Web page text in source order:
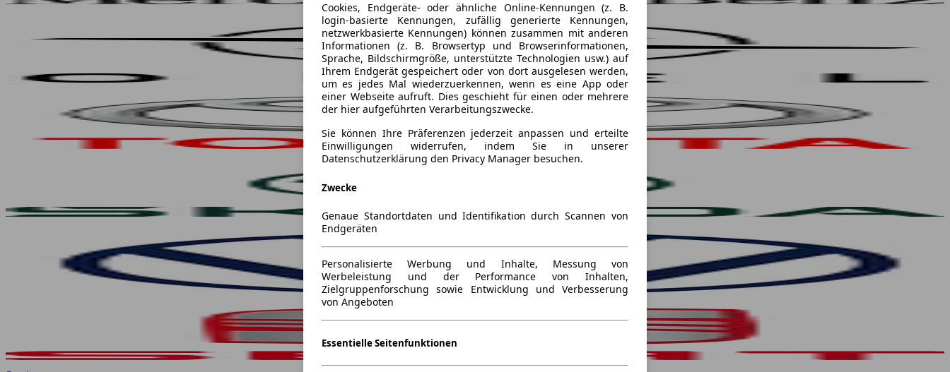
Cookies, Endgeräte- oder ähnliche Online-Kennungen (z. B.
login-basierte Kennungen, zufällig generierte Kennungen,
netzwerkbasierte Kennungen) können zusammen mit anderen
Informationen (z. B. Browsertyp und Browserinformationen,
Sprache, Bildschirmgröße, unterstützte Technologien usw.) auf
Ihrem Endgerät gespeichert oder von dort ausgelesen werden,
um es jedes Mal wiederzuerkennen, wenn es eine App oder
einer Webseite aufruft. Dies geschieht für einen oder mehrere
der hier aufgeführten Verarbeitungszwecke.
Sie können Ihre Präferenzen jederzeit anpassen und erteilte
Einwilligungen widerrufen, indem Sie in unserer
Datenschutzerklärung den Privacy Manager besuchen.
Zwecke
Genaue Standortdaten und Identifikation durch Scannen von
Endgeräten
Personalisierte Werbung und Inhalte, Messung von
Werbeleistung und der Performance von Inhalten,
Zielgruppenforschung sowie Entwicklung und Verbesserung
von Angeboten
Essentielle Seitenfunktionen